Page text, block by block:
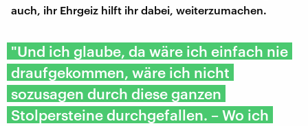
auch, ihr Ehrgeiz hilft ihr dabei, weiterzumachen.
"Und ich glaube, da wäre ich einfach nie
draufgekommen, wäre ich nicht
sozusagen durch diese ganzen
Stolpersteine durchgefallen. – Wo ich